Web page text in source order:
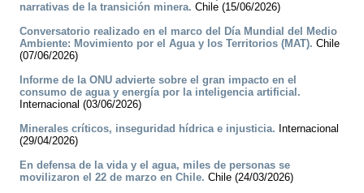
narrativas de la transición minera. Chile (15/06/2026)
Conversatorio realizado en el marco del Día Mundial del Medio
Ambiente: Movimiento por el Agua y los Territorios (MAT). Chile
(07/06/2026)
Informe de la ONU advierte sobre el gran impacto en el
consumo de agua y energía por la inteligencia artificial.
Internacional (03/06/2026)
Minerales críticos, inseguridad hídrica e injusticia. Internacional
(29/04/2026)
En defensa de la vida y el agua, miles de personas se
movilizaron el 22 de marzo en Chile. Chile (24/03/2026)